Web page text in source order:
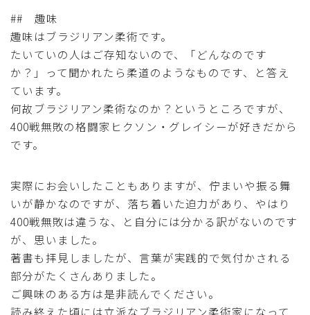
## 趣味
趣味はブラジリアン柔術です。
たいていの人はご存知ないので、「どんなのです
か？」って聞かれたら柔道のようなものです、と答え
ています。
何故ブラジリアン柔術なのか？というところですが、
400戦無敗の格闘家ヒクソン・グレイシーが好きだから
です。
実際にお会いしたこともありますが、佇まいや振る舞
いが静かなのですが、落ち着いた迫力があり、やはり
400戦無敗は違うな、と自分には分かる訳がないのです
が、思いました。
著書も拝見しましたが、言葉が実践的で気付かされる
部分がたくさんありました。
ご興味のある方は是非読んでください。
読み終えた頃には立派なブラジリアン柔術家になって